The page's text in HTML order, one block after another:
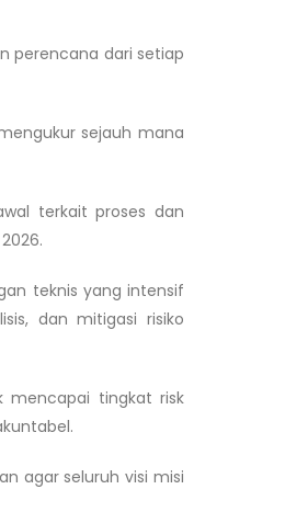
perencana dari setiap
sejauh mana
terkait proses dan
teknis yang intensif
dan mitigasi risiko
mencapai tingkat risk
agar seluruh visi misi